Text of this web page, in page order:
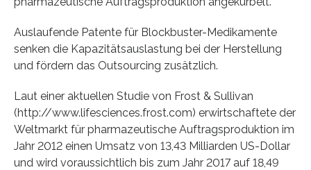
Auslaufende Patente für Blockbuster-Medikamente
senken die Kapazitätsauslastung bei der Herstellung
und fördern das Outsourcing zusätzlich.
Laut einer aktuellen Studie von Frost & Sullivan
(http://www.lifesciences.frost.com) erwirtschaftete der
Weltmarkt für pharmazeutische Auftragsproduktion im
Jahr 2012 einen Umsatz von 13,43 Milliarden US-Dollar
und wird voraussichtlich bis zum Jahr 2017 auf 18,49